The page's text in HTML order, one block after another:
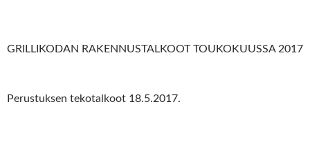
GRILLIKODAN RAKENNUSTALKOOT TOUKOKUUSSA 2017
Perustuksen tekotalkoot 18.5.2017.